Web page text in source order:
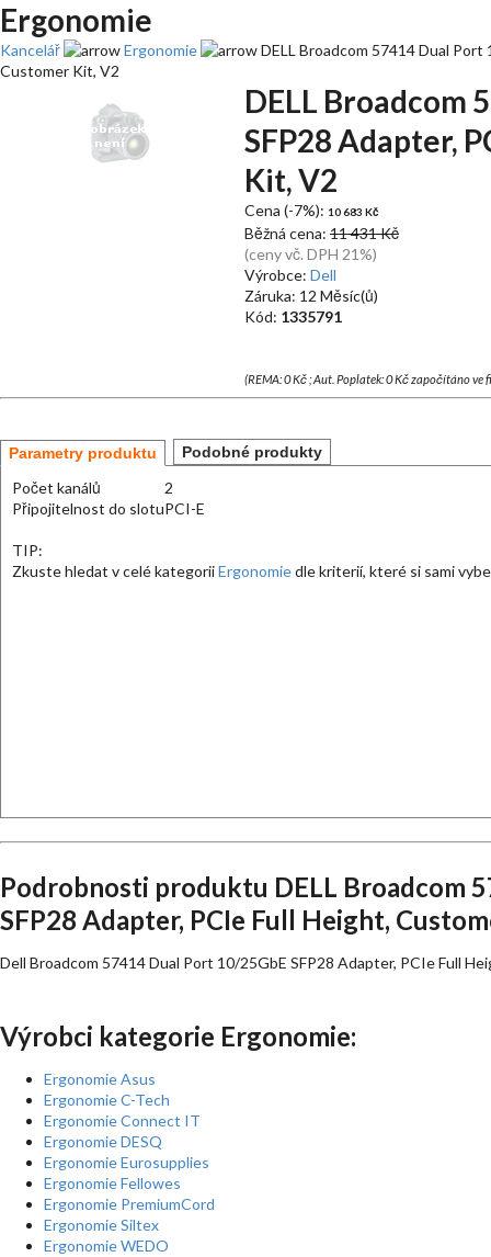
Ergonomie
Kancelář Ergonomie
DELL Broadcom 57414 Dual
Customer Kit, V2
DELL Broadcom
SFP28 Adapter,
Kit, V2
Cena (-7%): 10 683 Kč
Běžná cena: 11 431 Kč
(ceny vč. DPH 21%)
Výrobce: Dell
Záruka: 12 Měsíc(ů)
Kód: 1335791
(REMA: 0 Kč ; Aut. Poplatek: 0 Kč započítáno
Parametry produktu Podobné produkty
Počet kanálů
2
Připojitelnost do slotuPCI-E
TIP:
Zkuste hledat v celé kategoriiErgonomiedle kriterií, které si sami
Podrobnosti produktu DELL Broadcom
SFP28 Adapter, PCIe Full Height,
Dell Broadcom 57414 Dual Port 10/25GbE SFP28 Adapter, PCIe Full
Výrobci kategorie Ergonomie:
Ergonomie Asus
Ergonomie C-Tech
Ergonomie Connect IT
Ergonomie DESQ
Ergonomie Eurosupplies
Ergonomie Fellowes
Ergonomie PremiumCord
Ergonomie Siltex
Ergonomie WEDO